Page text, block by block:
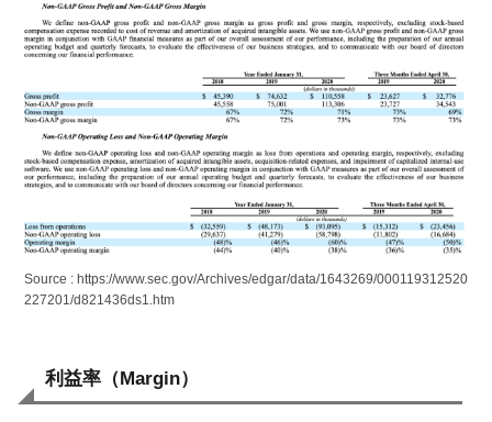
Source : https://www.sec.gov/Archives/edgar/data/1643269/000119312520
227201/d821436ds1.htm
利益率（Margin）